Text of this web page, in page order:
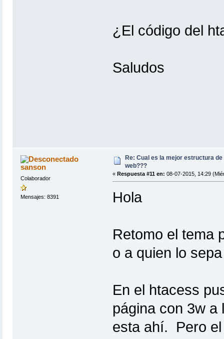
¿El código del
Saludos
sanson
Colaborador
Mensajes: 8391
Re: Cual es la mejor estructura
web???
« Respuesta #11 en: 08-07-2015, 14:29
Hola
Retomo el tema
o a quien lo
En el htacess
página con 3w a
esta ahí. Pero